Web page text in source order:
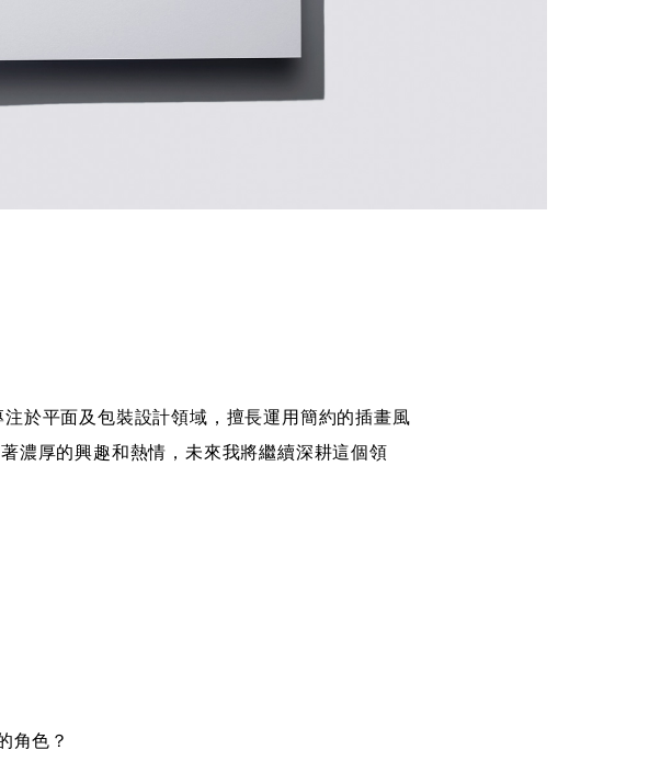
於平面及包裝設計領域，擅長運用簡約的插畫風
濃厚的興趣和熱情，未來我將繼續深耕這個領
角色？